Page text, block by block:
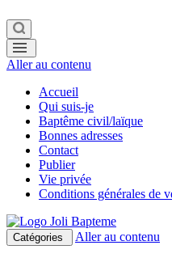
Aller au contenu
Accueil
Qui suis-je
Baptême civil/laïque
Bonnes adresses
Contact
Publier
Vie privée
Conditions générales de
Catégories Aller au contenu